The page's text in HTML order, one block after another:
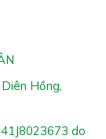
Hồng,
do